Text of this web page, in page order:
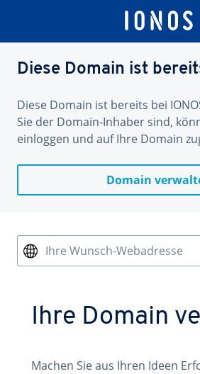
Diese Domain ist
Diese Domain ist bereits bei
Sie der Domain-Inhaber sind,
einloggen und auf Ihre Domain
Domain
Ihre Wunsch-Webadresse
Ihre Domain
Machen Sie aus Ihren Ideen